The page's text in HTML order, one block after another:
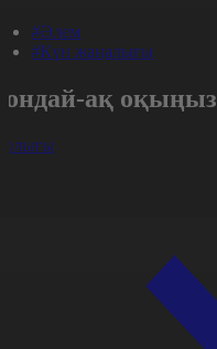
#Әлем
#Күн жаңалығы
ақ оқыңыз